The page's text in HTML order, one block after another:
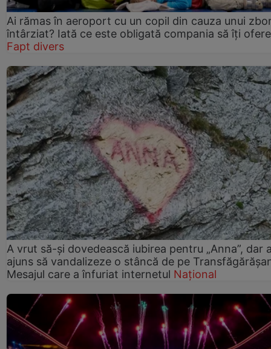
Ai rămas în aeroport cu un copil din cauza unui
întârziat? Iată ce este obligată compania să îți ofere
Fapt divers
A vrut să-și dovedească iubirea pentru „Anna”, dar
ajuns să vandalizeze o stâncă de pe
Mesajul care a înfuriat internetul Național